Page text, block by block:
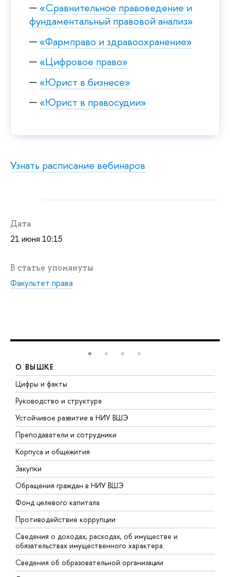
«Сравнительное правоведение и
фундаментальный правовой анализ»
«Фармправо и здравоохранение»
«Цифровое право»
«Юрист в бизнесе»
«Юрист в правосудии»
Узнать расписание вебинаров
Дата
21 июня 10:15
В статье упомянуты
Факультет права
О ВЫШКЕ
Цифры и факты
Руководство и структура
Устойчивое развитие в НИУ ВШЭ
Преподаватели и сотрудники
Корпуса и общежития
Закупки
Обращения граждан в НИУ ВШЭ
Фонд целевого капитала
Противодействие коррупции
Сведения о доходах, расходах, об имуществе и
обязательствах имущественного характера
Сведения об образовательной организации